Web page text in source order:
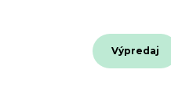
Výpredaj